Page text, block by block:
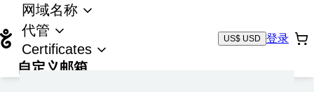
网域名称
代管
Certificates
自定义邮箱
US$ USD 登录